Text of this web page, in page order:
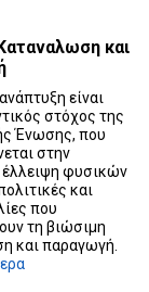
και
είναι
στόχος της
Ένωσης, που
στην
φυσικών
και
που
τη βιώσιμη
και παραγωγή.